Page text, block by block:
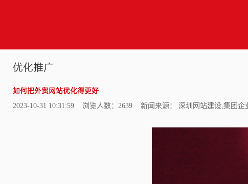
优化推广
如何把外贸网站优化得更好
2023-10-31 10:31:59 浏览人数：2639 新闻来源： 深圳网站建设,集团企